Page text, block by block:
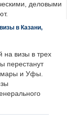
деловыми
в Казани,
на визы в трех
перестанут
и Уфы.